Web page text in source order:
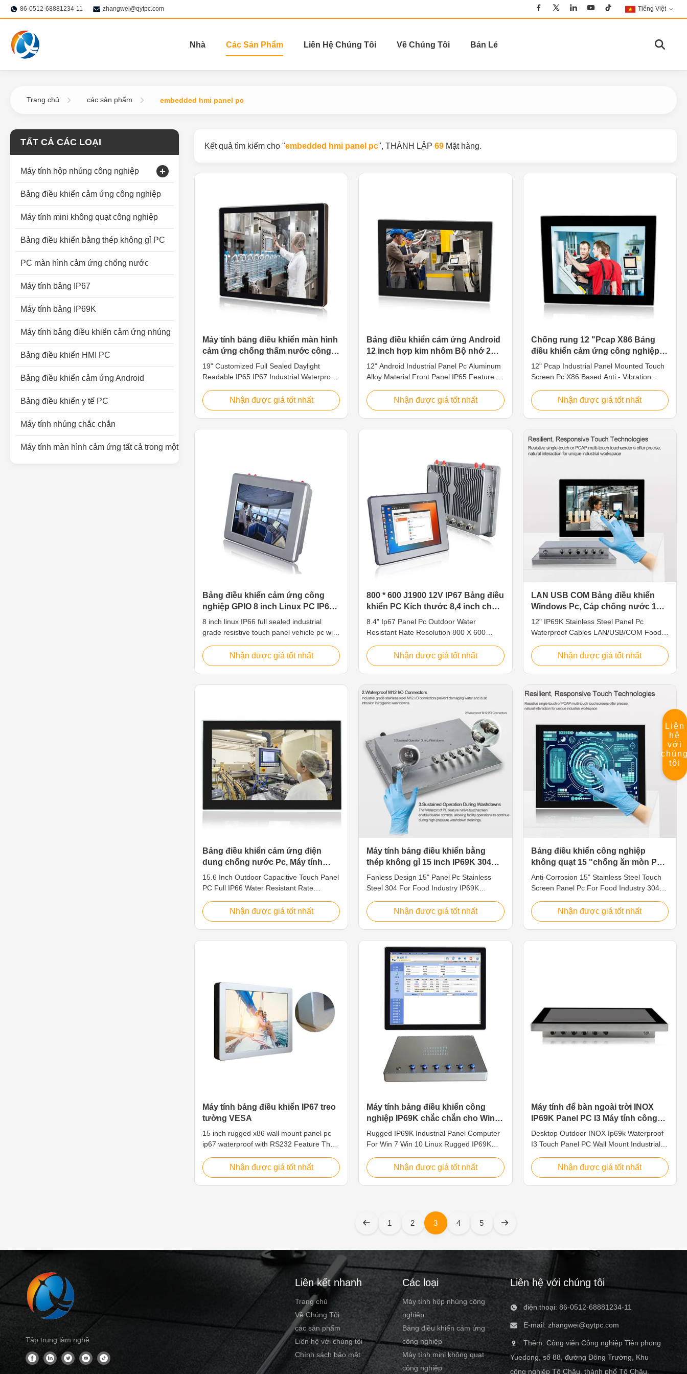
86-0512-68881234-11 zhangwei@qytpc.com Tiếng Việt
Nhà Các Sản Phẩm Liên Hệ Chúng Tôi Về Chúng Tôi Bán Lẻ
Liên
hệ
với
tôi
Trang chủ các sản phẩm embedded hmi panel pc
TẤT CẢ CÁC LOẠI
Máy tính hộp nhúng công nghiệp
Màn hình cảm ứng điện dung
Bảng điều khiển cảm ứng công nghiệp
Máy tính mini không quạt công nghiệp
Bảng điều khiển bằng thép không gỉ PC
PC màn hình cảm ứng chống nước
Máy tính bảng IP67
Máy tính bảng IP69K
Máy tính bảng điều khiển cảm ứng nhúng
Bảng điều khiển HMI PC
Bảng điều khiển cảm ứng Android
Bảng điều khiển y tế PC
Máy tính nhúng chắc chắn
Máy tính màn hình cảm ứng tất cả trong một công nghiệp
Kết quả tìm kiếm cho "embedded hmi panel pc", THÀNH LẬP 69 Mặt hàng.
Máy tính bảng điều khiển màn hình
cảm ứng chống thấm nước công
nghiệp IP65 IP67 có thể đọc được
ánh sáng ban ngày 19 "
19" Customized Full Sealed Daylight
Readable IP65 IP67 Industrial Waterproof
a wide range of specialized industrial
grade all-in-one multi-touch panel PCs
and HMIs that find their applications such
as Internet of Things (IoT), M2M, HMI,
of display sizes from 7" to 24". Depending
on the use case, models can be ordered
Nhận được giá tốt nhất
Bảng điều khiển cảm ứng Android
12 inch hợp kim nhôm Bộ nhớ 2G
DDR3
12" Android Industrial Panel Pc Aluminum
Alloy Material Front Panel IP65 Feature 1.
Multi-Touch PCAP 2. ARM RK3288
Cortex-A17 1.8G, pc industriale ip65 3.
Multi ports for option: VGA/HD-
MI/LAN/USB/COM 4. Operating System:
R012WAC System CPU ARM RK3288
Cortex-A17 1.8 GHz Memory 2G DDR3
Storage EMMC 8G(16G Optional) GPU
ARM Mali-T764 Lan RTL 8211E 1000 Lan
Audio
Nhận được giá tốt nhất
Chống rung 12 "Pcap X86 Bảng
điều khiển cảm ứng công nghiệp
PC Nhiều cổng
12" Pcap Industrial Panel Mounted Touch
Screen Pc X86 Based Anti - Vibration
800*600, Multi-Touch PCAP 2. Intel Bay
trail j1900 CPU: 2.0GHz, industrial pc xp
3. Multi ports for option: VGA/HD-
Win7/8/10/Linux/Ubuntu 5. DC IN 9V~36V
6.TPM 2.0 Specification PPC-J012SAC
Intel Bay Trail SOC Memory DDR3L
1333MHz 4GB, Up to 8GB Harddisk 1 x
Nhận được giá tốt nhất
Bảng điều khiển cảm ứng công
nghiệp GPIO 8 inch Linux PC IP66
Điện trở kín hoàn toàn cho xe
8 inch linux IP66 full sealed industrial
grade resistive touch panel vehicle pc with
ideal for applications such as
marine/Sailing boat, medical equipment,
humid production equipment, food
Industry, chemical manufacturing and
resistive touch screen 3. Intel Core i5-
6200U Dual Core 2.5GHz, 8inch panel pc
4. Multi ports for option: VGA/HD-
MI/LAN/USB/COM 5.
Nhận được giá tốt nhất
800 * 600 J1900 12V IP67 Bảng điều
khiển PC Kích thước 8,4 inch chắc
chắn với màn hình cảm ứng
8.4" Ip67 Panel Pc Outdoor Water
Resistant Rate Resolution 800 X 600
resolution 800 x 600 2. 5 wire resistive
touch screen, high precision, durable,
anti-interference. 3. Intel Bay trail j1900
VGA/HD-MI/LAN/USB/COM 5. Operating
System: Win7/8/10/Linux/Ubuntu 6.
DC12V~24V Input,(+9V～36V)wide
voltage input optional 7. CE, FCC, RoHS,
IP69K Compliance 8. Fully sealed and
fanless design, full IP67/IP69K
Nhận được giá tốt nhất
LAN USB COM Bảng điều khiển
Windows Pc, Cáp chống nước 12
inch Máy tính Bảng điều khiển cảm
ứng
12" IP69K Stainless Steel Panel Pc
Waterproof Cables LAN/USB/COM Food
waterproof industrial panel PC is made of
complete stainless steel, which is anti-rust
and anti-corrosion. Fully sealed
IO Cables included. It's the best choice for
wet locations such as food processing
industry, etc. 1. 12.1" TFT LED, resolution
1280*800, capacitive touch 2. Intel Core
i5-6200U
Nhận được giá tốt nhất
Bảng điều khiển cảm ứng điện
dung chống nước Pc, Máy tính
bảng điều khiển y tế SUS304 15,6
inch
15.6 Inch Outdoor Capacitive Touch Panel
PC Full IP66 Water Resistant Rate
Panel PCs combines an elegant design
with a rugged build for industrial food,
beverage, and pharmaceutical
applications. Embrace flexible mounting
alloy is non-corrosive to meet certain
industrial health and safety requirements.
1.15.6" TFT LED, resolution
Nhận được giá tốt nhất
Máy tính bảng điều khiển bằng
thép không gỉ 15 inch IP69K 304
không quạt cho ngành công
nghiệp thực phẩm
Fanless Design 15" Panel Pc Stainless
Steel 304 For Food Industry IP69K
PC is made of complete stainless steel,
which is anti-rust and anti-corrosion. Fully
sealed waterproof IP69K with various
waterproof IO Cables included. It's the
best choice for wet locations such as food
processing line, car washing shop,
agricultural industry, etc. 1.15" TFT LED,
resolution 1024*768 2. Adopt 10 points
capacitive touch screen, high precision,
Nhận được giá tốt nhất
Bảng điều khiển công nghiệp
không quạt 15 "chống ăn mòn Pc,
Máy tính bảng điều khiển cảm ứng
SS304
Anti-Corrosion 15" Stainless Steel Touch
Screen Panel Pc For Food Industry 304
waterproof PC, fanless, strong and tightly-
sealed to sustain punishing temperatures,
harsh impacts, caustic contact and intense
equipment washdowns. 1.15" TFT LED,
Nhận được giá tốt nhất
Máy tính bảng điều khiển IP67 treo
tường VESA
15 inch rugged x86 wall mount panel pc
ip67 waterproof with RS232 Feature The
as marine/Sailing boat, medical
equipment, humid production equipment,
food Industry, chemical manufacturing and
5. Full system IP67/IP68/IP69K with
Aluminum Alloy
Nhận được giá tốt nhất
Máy tính bảng điều khiển công
nghiệp IP69K chắc chắn cho Win 7
Win 10 Linux
Rugged IP69K Industrial Panel Computer
For Win 7 Win 10 Linux Rugged IP69K
For Win 7/10 and Linux Feature The
waterproof computers are a great solution
for food and beverage processing,
water splash from all directions to even
water immersion. 1. 19" TFT LED 2. 10
precision, durable, anti-interference 3.
Nhận được giá tốt nhất
Máy tính để bàn ngoài trời INOX
IP69K Panel PC I3 Máy tính công
nghiệp treo tường chống thấm
nước
Desktop Outdoor INOX Ip69k Waterproof
I3 Touch Panel PC Wall Mount Industrial
Whole Shell SUS304 Stainless Steel,
Whole PC IP66/IP69K Waterproof 2. 15"
TFT LED, Resolution 1024×768, 10 Points
i3-6100U Dual Core 2.4GHz L2 Cache
3MB Chipsets Intel 6th Skylake-U SOC
Nhận được giá tốt nhất
1 2 3 4 5
Tập trung làm nghề
Liên kết nhanh
Trang chủ
Về Chúng Tôi
các sản phẩm
Liên hệ với chúng tôi
Chính sách bảo mật
Các loại
Máy tính hộp nhúng công
nghiệp
Bảng điều khiển cảm ứng
công nghiệp
Máy tính mini không quạt
công nghiệp
Liên hệ với chúng tôi
điện thoại: 86-0512-68881234-11
E-mail: zhangwei@qytpc.com
Thêm: Công viên Công nghiệp Tiên phong
Yuedong, số 88, đường Đông Trường, Khu
công nghiệp Tô Châu, thành phố Tô Châu,